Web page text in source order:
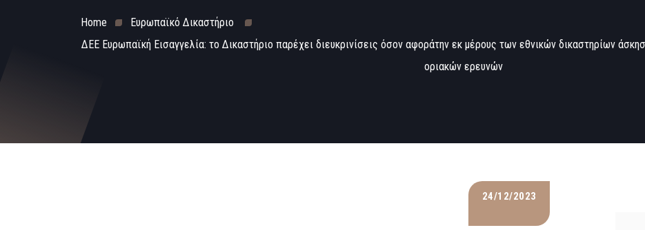
Home
Ευρωπαϊκό Δικαστήριο
ΔΕΕ Ευρωπαϊκή Εισαγγελία: το Δικαστήριο παρέχει διευκρινίσεις όσον αφοράτην εκ μέρους των εθνικών δικαστηρίων
οριακών ερευνών
24/12/2023